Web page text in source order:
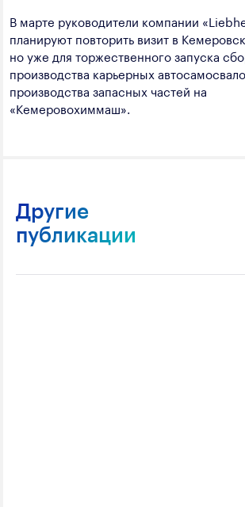
В марте руководители компании
планируют повторить визит в
но уже для торжественного запуска
производства карьерных
производства запасных частей на
«Кемеровохиммаш».
Другие
публикации